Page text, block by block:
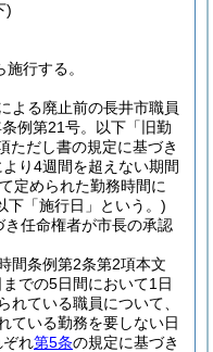
)
行する。
よる廃止前の長井市職員
例第21号。以下「旧勤
ただし書の規定に基づき
り4週間を超えない期間
定められた勤務時間に
下「施行日」という。)
き任命権者が市長の承認
間条例第2条第2項本文
での5日間において1日
れている職員について、
ている勤務を要しない日
ぞれ第5条の規定に基づき